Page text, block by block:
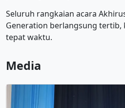
Seluruh rangkaian acara
Generation berlangsung tertib,
tepat waktu.
Media